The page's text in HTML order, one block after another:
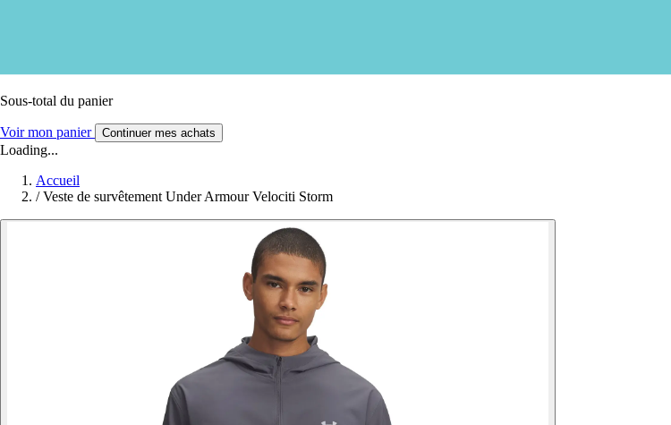
Sous-total du panier
Voir mon panier Continuer mes achats
Loading...
Accueil
/ Veste de survêtement Under Armour Velociti Storm